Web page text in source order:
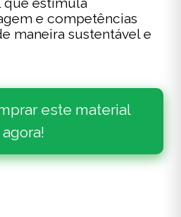
e competências
maneira sustentável e
este material
agora!